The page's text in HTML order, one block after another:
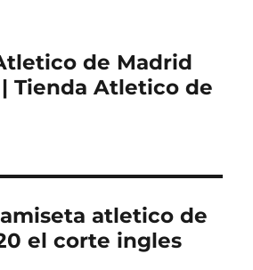
de Madrid
Tienda Atletico de
atletico de
el corte ingles